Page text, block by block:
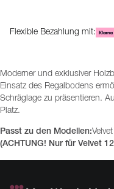
Flexible Bezahlung mit:
Moderner und exklusiver
Einsatz des Regalbodens
Schräglage zu präsentieren.
Platz.
Passt zu den Modellen:
(ACHTUNG! Nur für Velvet